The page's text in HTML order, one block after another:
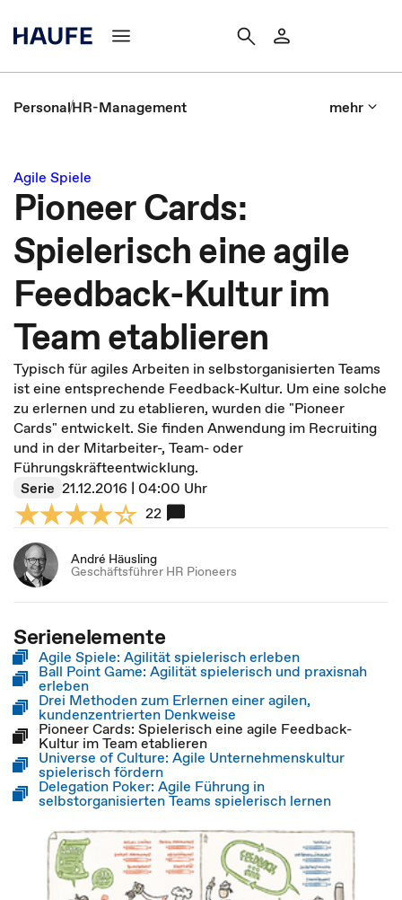
PersonalHR-Management mehr
Agile Spiele
Pioneer Cards:
Spielerisch eine agile
Feedback-Kultur im
Team etablieren
Typisch für agiles Arbeiten in selbstorganisierten Teams
ist eine entsprechende Feedback-Kultur. Um eine solche
zu erlernen und zu etablieren, wurden die "Pioneer
Cards" entwickelt. Sie finden Anwendung im Recruiting
und in der Mitarbeiter-, Team- oder
Führungskräfteentwicklung.
Serie 21.12.2016 | 04:00 Uhr
22
André Häusling
Geschäftsführer HR Pioneers
Serienelemente
Agile Spiele: Agilität spielerisch erleben
Ball Point Game: Agilität spielerisch und praxisnah
erleben
Drei Methoden zum Erlernen einer agilen,
kundenzentrierten Denkweise
Pioneer Cards: Spielerisch eine agile Feedback-
Kultur im Team etablieren
Universe of Culture: Agile Unternehmenskultur
spielerisch fördern
Delegation Poker: Agile Führung in
selbstorganisierten Teams spielerisch lernen